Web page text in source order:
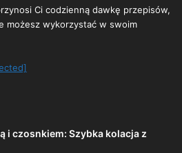
Ci codzienną dawkę przepisów,
możesz wykorzystać w swoim
i czosnkiem: Szybka kolacja z